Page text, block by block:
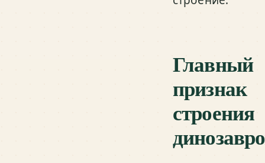
Главный
признак
строения